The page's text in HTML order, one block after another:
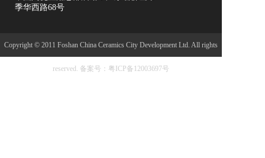
季华西路68号
Copyright © 2011 Foshan China Ceramics City Development Ltd. All rights
reserved. 备案号：粤ICP备12003697号